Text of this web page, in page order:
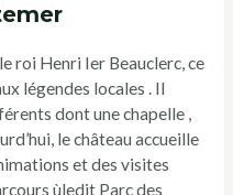
roi Henri Ier Beauclerc, ce
légendes locales . Il
dont une chapelle ,
le château accueille
et des visites
ùledit Parc des